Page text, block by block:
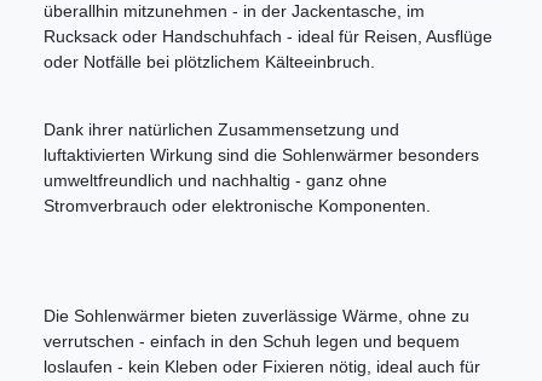
überallhin mitzunehmen - in der Jackentasche, im
Rucksack oder Handschuhfach - ideal für Reisen, Ausflüge
oder Notfälle bei plötzlichem Kälteeinbruch.
Dank ihrer natürlichen Zusammensetzung und
luftaktivierten Wirkung sind die Sohlenwärmer besonders
umweltfreundlich und nachhaltig - ganz ohne
Stromverbrauch oder elektronische Komponenten.
Die Sohlenwärmer bieten zuverlässige Wärme, ohne zu
verrutschen - einfach in den Schuh legen und bequem
loslaufen - kein Kleben oder Fixieren nötig, ideal auch für